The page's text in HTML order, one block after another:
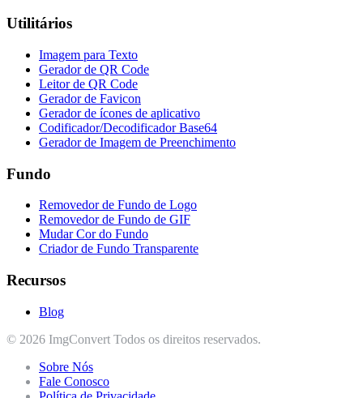
Utilitários
Imagem para Texto
Gerador de QR Code
Leitor de QR Code
Gerador de Favicon
Gerador de ícones de aplicativo
Codificador/Decodificador Base64
Gerador de Imagem de Preenchimento
Fundo
Removedor de Fundo de Logo
Removedor de Fundo de GIF
Mudar Cor do Fundo
Criador de Fundo Transparente
Recursos
Blog
© 2026 ImgConvert Todos os direitos reservados.
Sobre Nós
Fale Conosco